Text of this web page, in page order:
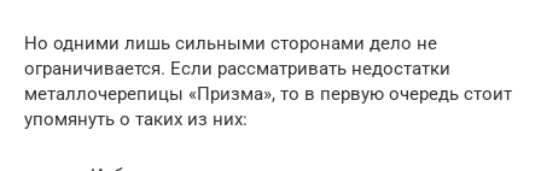
Но одними лишь сильными сторонами дело не
ограничивается. Если рассматривать недостатки
металлочерепицы «Призма», то в первую очередь стоит
упомянуть о таких из них: